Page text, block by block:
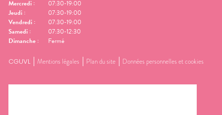
Mercredi :
07:30-19:00
Jeudi :
07:30-19:00
Vendredi :
07:30-19:00
Samedi :
07:30-12:30
Dimanche : Fermé
CGUVL Mentions légales Plan du site Données personnelles et cookies